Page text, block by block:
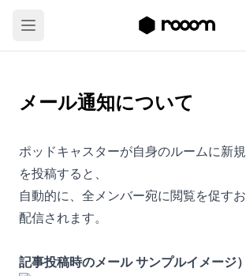
メール通知について
ポッドキャスターが自身のルームに新
を投稿すると、
自動的に、全メンバー宛に閲覧を促す
配信されます。
記事投稿時のメール サンプルイメージ）